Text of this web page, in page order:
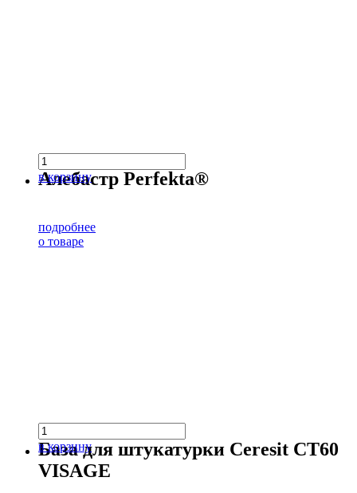
в корзину
Алебастр Perfekta®
подробнее
о товаре
в корзину
База для штукатурки Ceresit CT60
VISAGE